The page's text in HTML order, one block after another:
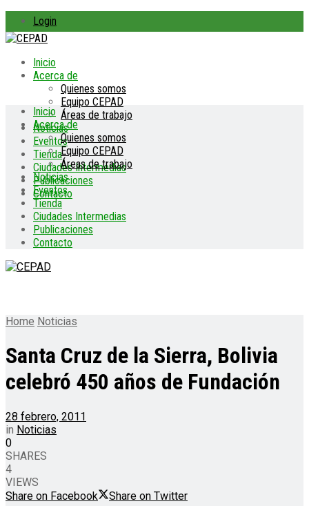
Login
Inicio
Acerca de
Quienes somos
Equipo CEPAD
Áreas de trabajo
Noticias
Eventos
Tienda
Ciudades Intermedias
Publicaciones
Contacto
Inicio
Acerca de
Quienes somos
Equipo CEPAD
Áreas de trabajo
Noticias
Eventos
Tienda
Ciudades Intermedias
Publicaciones
Contacto
Home Noticias
Santa Cruz de la Sierra, Bolivia
celebró 450 años de Fundación
28 febrero, 2011
in Noticias
0
SHARES
4
VIEWS
Share on Facebook
Share on Twitter